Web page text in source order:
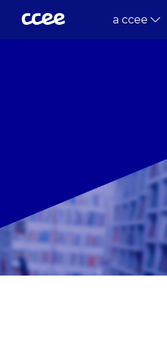
a ccee